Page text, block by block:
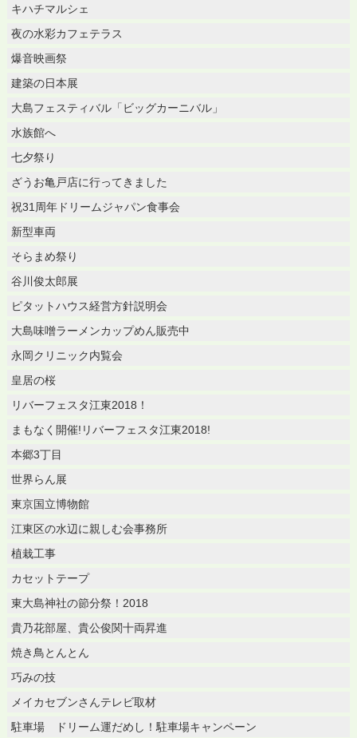
キハチマルシェ
夜の水彩カフェテラス
爆音映画祭
建築の日本展
大島フェスティバル「ビッグカーニバル」
水族館へ
七夕祭り
ざうお亀戸店に行ってきました
祝31周年ドリームジャパン食事会
新型車両
そらまめ祭り
谷川俊太郎展
ピタットハウス経営方針説明会
大島味噌ラーメンカップめん販売中
永岡クリニック内覧会
皇居の桜
リバーフェスタ江東2018！
まもなく開催!リバーフェスタ江東2018!
本郷3丁目
世界らん展
東京国立博物館
江東区の水辺に親しむ会事務所
植栽工事
カセットテープ
東大島神社の節分祭！2018
貴乃花部屋、貴公俊関十両昇進
焼き鳥とんとん
巧みの技
メイカセブンさんテレビ取材
駐車場 ドリーム運だめし！駐車場キャンペーン